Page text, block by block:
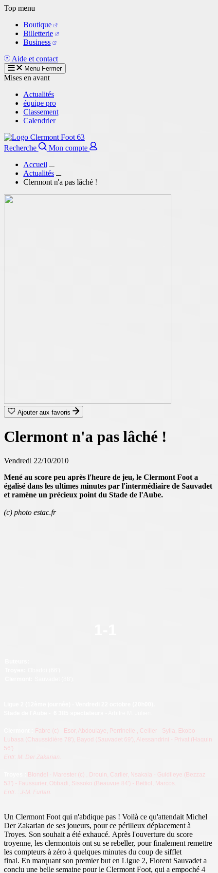
Aller
contenu
principal
Top menu
Boutique
Billetterie
Business
Aide et contact
Menu Fermer
Mises en avant
Actualités
équipe pro
Classement
Calendrier
Recherche
Mon compte
Accueil
Actualités
Clermont n'a pas lâché !
Ajouter aux favoris
Clermont n'a pas lâché !
Vendredi 22/10/2010
Mené au score peu après l'heure de jeu, le Clermont Foot a
égalisé dans les ultimes minutes par l'intermédiaire de Sauvadet
et ramène un précieux point du Stade de l'Aube.
(c) photo estac.fr
Fabre (c) - Esor, Abdoulaye, Perrinelle , Cellier - Sylla, Ekobo -
Lubasa (Chaussidière 78'), Bayod (Sauvadet 69'), Alessandrini - Privat (Haquin
56').
Entr: M. Der Zakarian.
Blondel - Marester (c) , Drouin, Carlier, Nsakala - Guidileye (Bezzaz
53') - Faussurier, Obbadi, Sissoko (Beauvue 84') - Bettiol, Marcos.
Entr. : J-M. Furlan.
Un Clermont Foot qui n'abdique pas ! Voilà ce qu'attendait Michel
Der Zakarian de ses joueurs, pour ce périlleux déplacement à
Troyes. Son souhait a été exhaucé. Après l'ouverture du score
troyenne, les clermontois ont su se rebeller, pour finalement remettre
les compteurs à zéro à quelques minutes du coup de sifflet
final. En marquant son premier but en Ligue 2, Florent Sauvadet a
conclu une belle semaine pour le Clermont Foot, qui a empoché 4